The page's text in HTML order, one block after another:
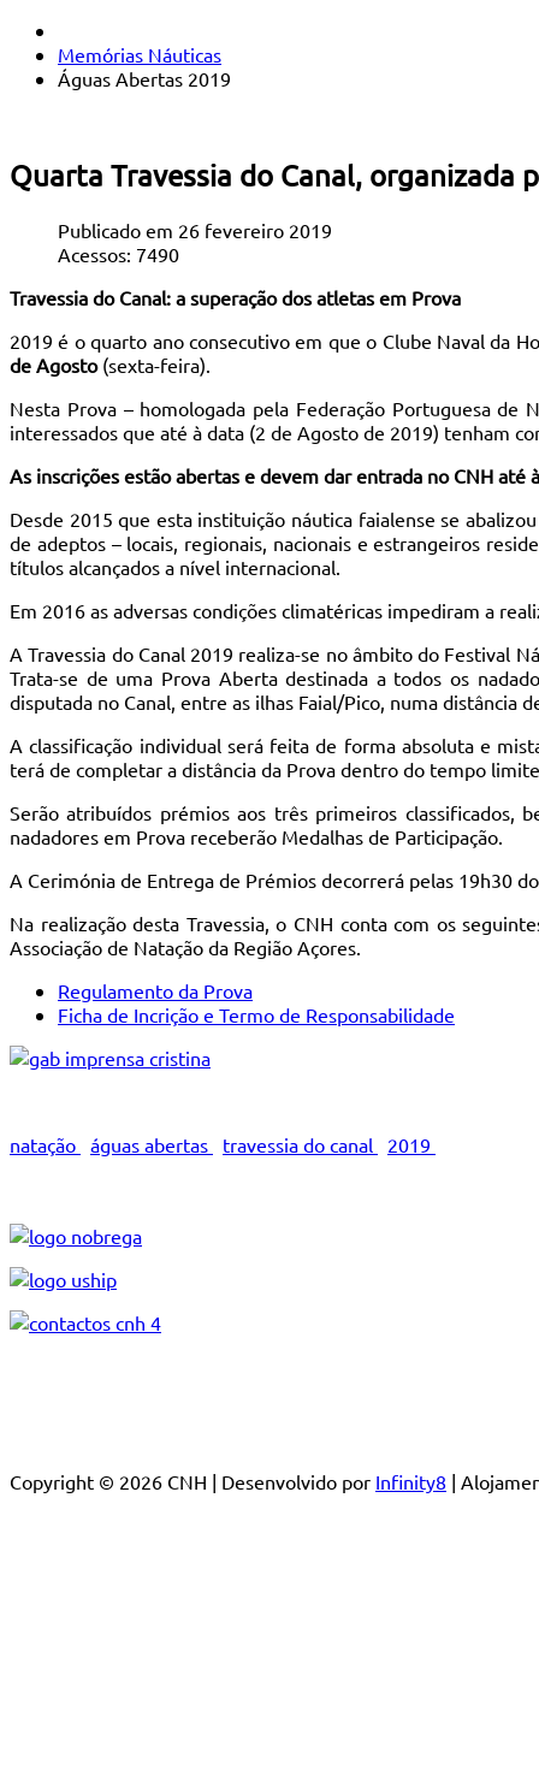
Memórias Náuticas
Águas Abertas 2019
Quarta Travessia do Canal, organizada
Publicado em 26 fevereiro 2019
Acessos: 7490
Travessia do Canal: a superação dos atletas em Prova
2019 é o quarto ano consecutivo em que o Clube Naval da
de Agosto(sexta-feira).
Nesta Prova – homologada pela Federação Portuguesa de
interessados que até à data (2 de Agosto de 2019) tenham
As inscrições estão abertas e devem dar entrada no CNH
Desde 2015 que esta instituição náutica faialense se
de adeptos – locais, regionais, nacionais e estrangeiros
títulos alcançados a nível internacional.
Em 2016 as adversas condições climatéricas impediram a
A Travessia do Canal 2019 realiza-se no âmbito do Festival
Trata-se de uma Prova Aberta destinada a todos os
disputada no Canal, entre as ilhas Faial/Pico, numa distância
A classificação individual será feita de forma absoluta e
terá de completar a distância da Prova dentro do tempo
Serão atribuídos prémios aos três primeiros classificados,
nadadores em Prova receberão Medalhas de Participação.
A Cerimónia de Entrega de Prémios decorrerá pelas 19h30
Na realização desta Travessia, o CNH conta com os
Associação de Natação da Região Açores.
Regulamento da Prova
Ficha de Incrição e Termo de Responsabilidade
natação águas abertas travessia do canal 2019
Copyright © 2026 CNH | Desenvolvido por Infinity8 |